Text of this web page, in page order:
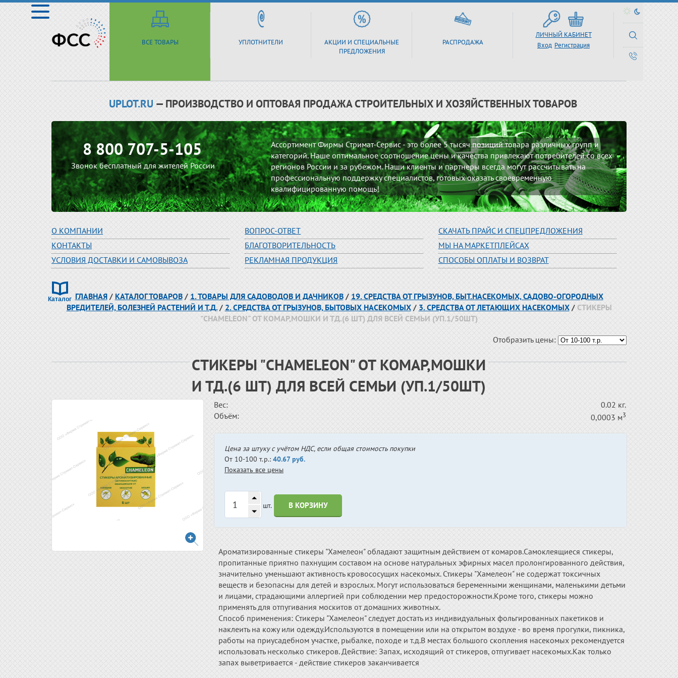
ВСЕ ТОВАРЫ УПЛОТНИТЕЛИ
АКЦИИ И СПЕЦИАЛЬНЫЕ
ПРЕДЛОЖЕНИЯ
РАСПРОДАЖА
ЛИЧНЫЙ КАБИНЕТ
Вход Регистрация
UPLOT.RU — ПРОИЗВОДСТВО И ОПТОВАЯ ПРОДАЖА СТРОИТЕЛЬНЫХ И ХОЗЯЙСТВЕННЫХ ТОВАРОВ
8 800 707-5-105
Звонок бесплатный для жителей России
Ассортимент Фирмы Стримат-Сервис - это более 5 тысяч позиций товара различных групп и
категорий. Наше оптимальное соотношение цены и качества привлекают потребителей со всех
регионов России и за рубежом. Наши клиенты и партнеры всегда могут рассчитывать на
профессиональную поддержку специалистов, готовых оказать своевременную
квалифицированную помощь!
О КОМПАНИИ
КОНТАКТЫ
УСЛОВИЯ ДОСТАВКИ И САМОВЫВОЗА
ВОПРОС-ОТВЕТ
БЛАГОТВОРИТЕЛЬНОСТЬ
РЕКЛАМНАЯ ПРОДУКЦИЯ
СКАЧАТЬ ПРАЙС И СПЕЦПРЕДЛОЖЕНИЯ
МЫ НА МАРКЕТПЛЕЙСАХ
СПОСОБЫ ОПЛАТЫ И ВОЗВРАТ
ГЛАВНАЯ/ КАТАЛОГ ТОВАРОВ/ 1. ТОВАРЫ ДЛЯ САДОВОДОВ И ДАЧНИКОВ/ 19. СРЕДСТВА ОТ ГРЫЗУНОВ, БЫТ.НАСЕКОМЫХ, САДОВО-ОГОРОДНЫХ
ВРЕДИТЕЛЕЙ, БОЛЕЗНЕЙ РАСТЕНИЙ И Т.Д./ 2. СРЕДСТВА ОТ ГРЫЗУНОВ, БЫТОВЫХ НАСЕКОМЫХ/ 3. СРЕДСТВА ОТ ЛЕТАЮЩИХ НАСЕКОМЫХ/СТИКЕРЫ
"CHAMELEON" ОТ КОМАР,МОШКИ И ТД.(6 ШТ) ДЛЯ ВСЕЙ СЕМЬИ (УП.1/50ШТ)
Отобразить цены:
СТИКЕРЫ "CHAMELEON" ОТ КОМАР,МОШКИ
И ТД.(6 ШТ) ДЛЯ ВСЕЙ СЕМЬИ (УП.1/50ШТ)
Вес:
0.02 кг.
Объём:
0,0003 м3
Цена за штуку с учётом НДС, если общая стоимость покупки
От 10-100 т.р.: 40.67 руб.
Показать все цены
шт. В КОРЗИНУ
Ароматизированные стикеры "Хамелеон" обладают защитным действием от комаров.Самоклеящиеся стикеры,
пропитанные приятно пахнущим составом на основе натуральных эфирных масел пролонгированного действия,
значительно уменьшают активность кровососущих насекомых. Стикеры "Хамелеон" не содержат токсичных
веществ и безопасны для детей и взрослых. Могут использоваться беременными женщинами, маленькими детьми
и лицами, страдающими аллергией при соблюдении мер предосторожности.Кроме того, стикеры можно
применять для отпугивания москитов от домашних животных.
Способ применения: Стикеры "Хамелеон" следует достать из индивидуальных фольгированных пакетиков и
наклеить на кожу или одежду.Используются в помещении или на открытом воздухе - во время прогулки, пикника,
работы на приусадебном участке, рыбалке, походе и т.д.В местах большого скопления насекомых рекомендуется
использовать несколько стикеров. Действие: Запах, исходящий от стикеров, отпугивает насекомых.Как только
запах выветривается - действие стикеров заканчивается